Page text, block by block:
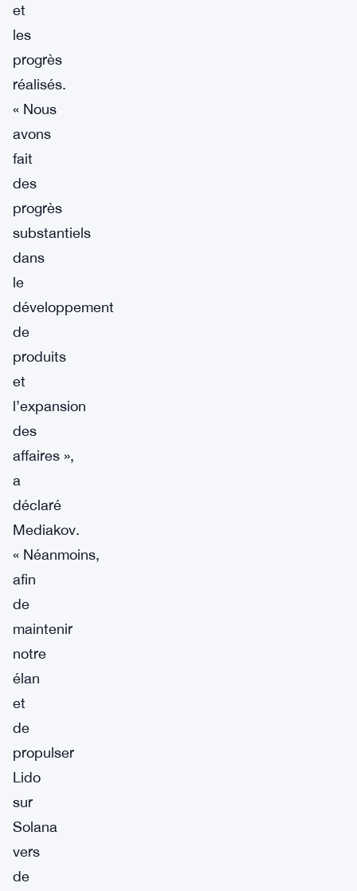
et
les
progrès
réalisés.
« Nous
avons
fait
des
progrès
substantiels
dans
le
développement
de
produits
et
l’expansion
des
affaires »,
a
déclaré
Mediakov.
« Néanmoins,
afin
de
maintenir
notre
élan
et
de
propulser
Lido
sur
Solana
vers
de